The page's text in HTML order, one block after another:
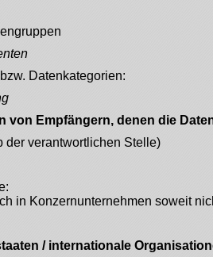
Datenkategorien:
von Empfängern, denen die
der verantwortlichen Stelle)
in Konzernunternehmen soweit
/ internationale